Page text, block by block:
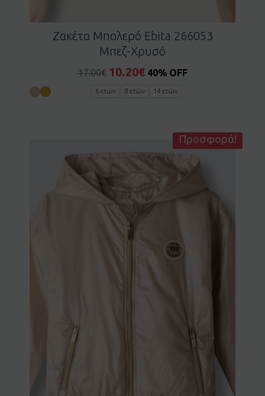
Ζακέτα Μπολερό Ebita 266053
Μπεζ-Χρυσό
17.00€ 10.20€ 40% OFF
6 ετών 8 ετών 14 ετών
Προσφορά!